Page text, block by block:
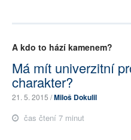
A kdo to hází kamenem?
Má mít univerzitní
charakter?
21. 5. 2015 /Miloš Dokulil
čas čtení 7 minut